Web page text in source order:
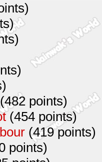
(482 points)
(454 points)
(419 points)
points)